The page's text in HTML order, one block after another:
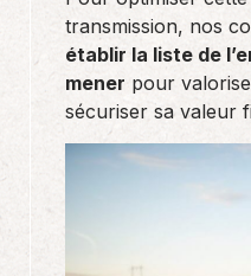
transmission, nos
établir la liste de
mener pour
sécuriser sa valeur